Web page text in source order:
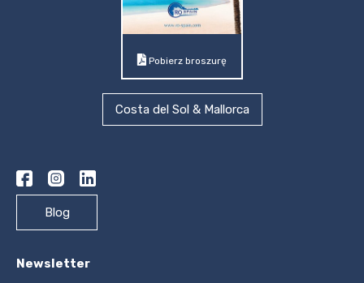
Pobierz broszurę
Costa del Sol & Mallorca
Blog
Newsletter